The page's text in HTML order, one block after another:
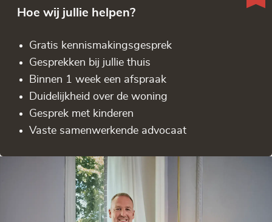
Hoe wij jullie helpen?
Gratis kennis­makingsgesprek
Gesprekken bij jullie thuis
Binnen 1 week een afspraak
Duidelijkheid over de woning
Gesprek met kinderen
Vaste samenwerkende advocaat